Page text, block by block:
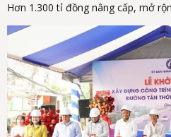
Hơn 1.300 tỉ đồng nâng cấp, mở